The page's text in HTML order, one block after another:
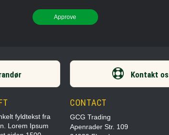
Approve
Kontakt os
fyldtekst fra
Lorem Ipsum
CONTACT
GCG Trading
Apenrader Str. 109